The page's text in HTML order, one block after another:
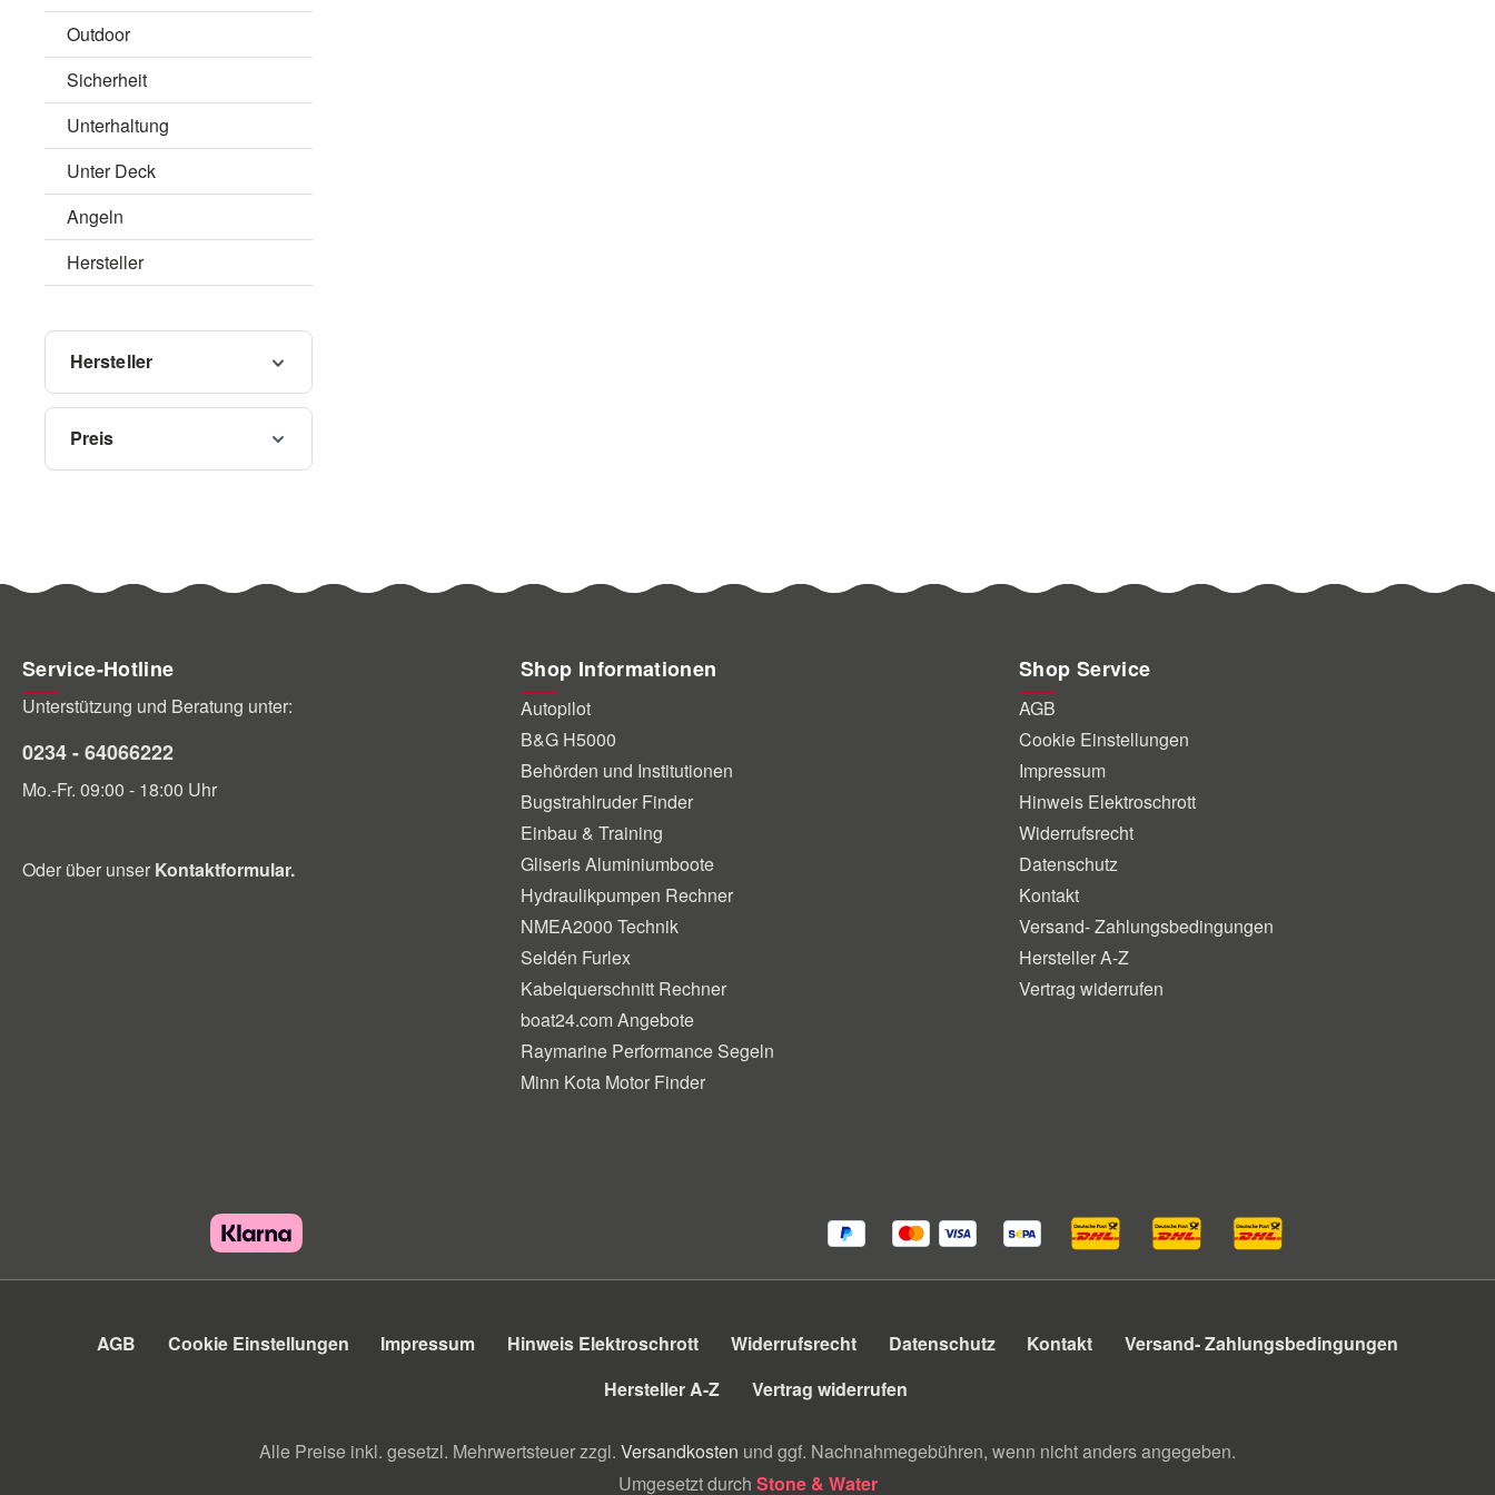
Outdoor
Sicherheit
Unterhaltung
Unter Deck
Angeln
Hersteller
Hersteller
Preis
Service-Hotline
Unterstützung und Beratung unter:
0234 - 64066222
Mo.-Fr. 09:00 - 18:00 Uhr
Oder über unser Kontaktformular.
Shop Informationen
Autopilot
B&G H5000
Behörden und Institutionen
Bugstrahlruder Finder
Einbau & Training
Gliseris Aluminiumboote
Hydraulikpumpen Rechner
NMEA2000 Technik
Seldén Furlex
Kabelquerschnitt Rechner
boat24.com Angebote
Raymarine Performance Segeln
Minn Kota Motor Finder
Shop Service
AGB
Cookie Einstellungen
Impressum
Hinweis Elektroschrott
Widerrufsrecht
Datenschutz
Kontakt
Versand- Zahlungsbedingungen
Hersteller A-Z
Vertrag widerrufen
AGB Cookie Einstellungen Impressum Hinweis Elektroschrott Widerrufsrecht Datenschutz Kontakt
Versand- Zahlungsbedingungen
Hersteller A-Z
Vertrag widerrufen
Alle Preise inkl. gesetzl. Mehrwertsteuer zzgl. Versandkosten und ggf. Nachnahmegebühren, wenn nicht anders angegeben.
Umgesetzt durch Stone & Water